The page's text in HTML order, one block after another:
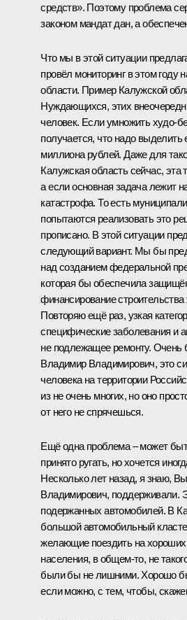
средств». Поэтому проблема
законом мандат дан, а
Что мы в этой ситуации
провёл мониторинг в этом году
области. Пример Калужской
Нуждающихся, этих
человек. Если умножить худо-
получается, что надо
миллиона рублей. Даже для
Калужская область сейчас, эта
а если основная задача лежит
катастрофа. То есть
попытаются реализовать это
прописано. В этой ситуации
следующий вариант. Мы бы
над созданием федеральной
которая бы обеспечила
финансирование
Повторяю ещё раз, узкая
специфические заболевания и
не подлежащее ремонту. Очень
Владимир Владимирович, это
человека на территории
из не очень многих, но оно
от него не спрячешься.
Ещё одна проблема – может
принято ругать, но хочется
Несколько лет назад, я знаю,
Владимирович, поддерживали.
подержанных автомобилей. В
большой автомобильный
желающие поездить на
населения, в общем‑то, не
были бы не лишними. Хорошо
если можно, с тем, чтобы,